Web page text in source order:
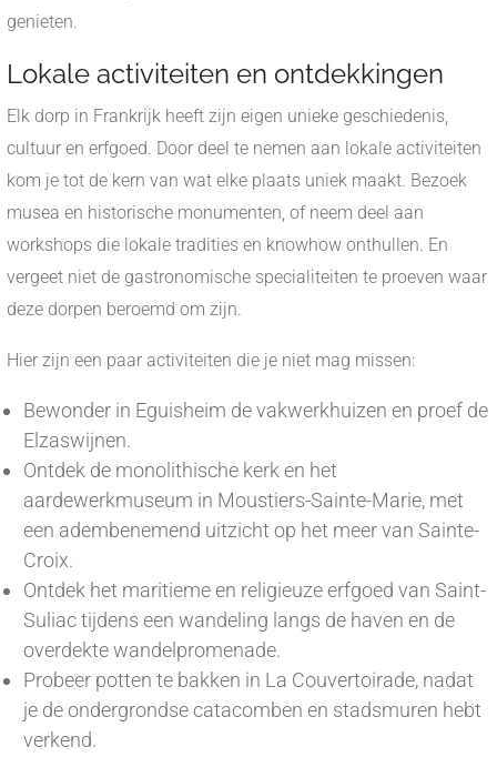
genieten.
Lokale activiteiten en ontdekkingen
Elk dorp in Frankrijk heeft zijn eigen unieke geschiedenis,
cultuur en erfgoed. Door deel te nemen aan lokale activiteiten
kom je tot de kern van wat elke plaats uniek maakt. Bezoek
musea en historische monumenten, of neem deel aan
workshops die lokale tradities en knowhow onthullen. En
vergeet niet de gastronomische specialiteiten te proeven waar
deze dorpen beroemd om zijn.
Hier zijn een paar activiteiten die je niet mag missen:
Bewonder in Eguisheim de vakwerkhuizen en proef de
Elzaswijnen.
Ontdek de monolithische kerk en het
aardewerkmuseum in Moustiers-Sainte-Marie, met
een adembenemend uitzicht op het meer van Sainte-
Croix.
Ontdek het maritieme en religieuze erfgoed van Saint-
Suliac tijdens een wandeling langs de haven en de
overdekte wandelpromenade.
Probeer potten te bakken in La Couvertoirade, nadat
je de ondergrondse catacomben en stadsmuren hebt
verkend.